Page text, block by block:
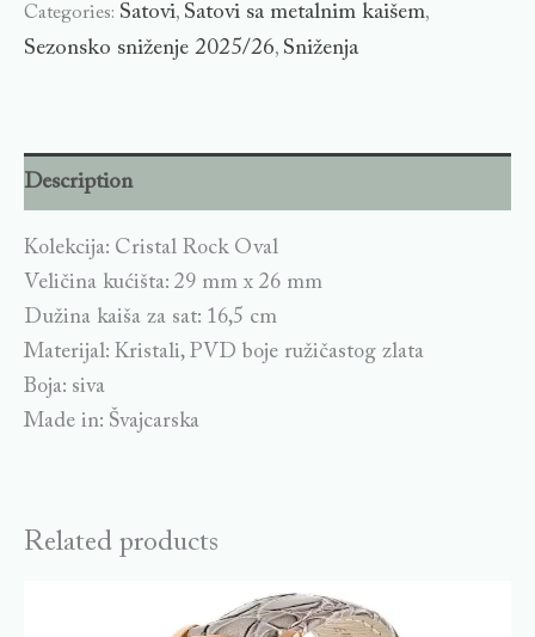
Categories: Satovi, Satovi sa metalnim kaišem,
Sezonsko sniženje 2025/26, Sniženja
Description
Kolekcija: Cristal Rock Oval
Veličina kućišta: 29 mm x 26 mm
Dužina kaiša za sat: 16,5 cm
Materijal: Kristali, PVD boje ružičastog zlata
Boja: siva
Made in: Švajcarska
Related products